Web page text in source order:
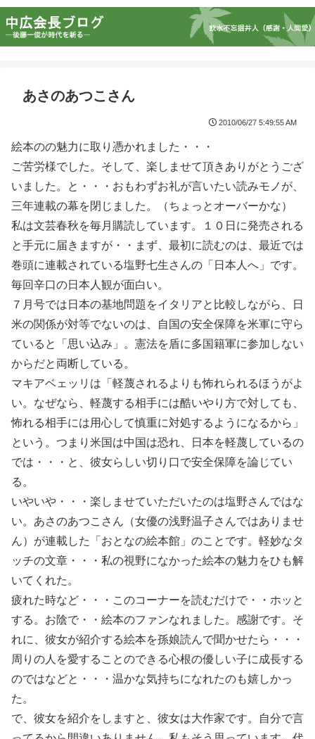
あさのあつこさん
2010/06/27 5:49:55 AM
絵本のの魅力に取り憑かれました・・・
ご苦労様でした。そして、楽しませて頂きありがとうござ
いました。と・・・おもわずお礼が言いたい読みモノが、
三年連載の幕を閉じました。（ちょっとオーバーかな）
私は文芸春秋を毎月購読しています。１０日に発売される
と手元に届きますが・・まず、最初に読むのは、最近では
巻頭に連載されている塩野七生さんの「日本人へ」です。
毎回辛口の日本人観が面白い。
７月号では日本の基地問題をイタリアと比較しながら、日
米の関係が対等でないのは、自国の安全保障を米軍に守ら
ていると「思い込み」。憲法を盾に多国籍軍に参加しない
からだと両断している。
マキアベェッリは「軽蔑されるよりも怖れられるほうがよ
い。なぜなら、軽蔑する相手には酷いやり方で対しても、
怖れる相手には用心して慎重に対処するようになるから」
という。つまり米国は中国は恐れ、日本を軽蔑しているの
では・・・と、彼女らしい切り口で安全保障を論じてい
る。
いやいや・・・楽しませていただいたのは塩野さんではな
い。あさのあつこさん（女優の浅野温子さんではありませ
ん）が連載した「おとなの絵本館」のことです。軽妙なタ
ッチの文章・・・私の視野になかった絵本の魅力をひも解
いてくれた。
疲れた時など・・・このコーナーを読むだけで・・ホッと
する。お陰で・・絵本のファンなれました。感謝です。そ
れに、彼女が紹介する絵本を孫娘読んで聞かせたら・・・
周りの人を愛することのできる心根の優しい子に成長する
のではなどと・・・温かな気持ちになれたのも嬉しかっ
た。
で、彼女を紹介をしますと、彼女は大作家です。自分で言